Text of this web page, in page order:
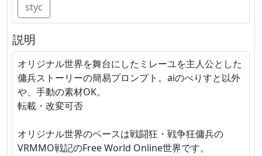
styc
説明
オリジナル世界を舞台にしたミレーユを主人公とした
傭兵ストーリーの簡易プロンプト。aiのべりすと以外
や、手動の素材OK。
転載・改変可否
オリジナル世界のベースは戦闘狂・戦争狂傭兵の
VRMMO戦記のFree World Online世界です。